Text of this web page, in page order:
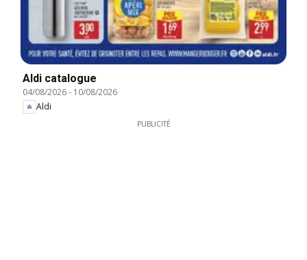
Aldi catalogue
04/08/2026- 10/08/2026
Aldi
PUBLICITÉ